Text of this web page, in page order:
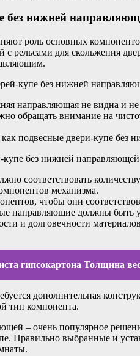
без нижней
роль основных
рельсами для скольжения
купе без нижней
направляющая не видна и
обращать внимание на
как подвесные двери-купе
без нижней
соответствовать
механизма.
чтобы они
направляющие должны быть
и долговечности
гипсокартона Толщина
дополнительная
тип компонента.
– очень популярное
Правильно выбранные и